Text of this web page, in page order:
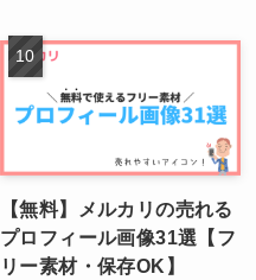
【無料】メルカリの売れる
プロフィール画像31選【フ
リー素材・保存OK】